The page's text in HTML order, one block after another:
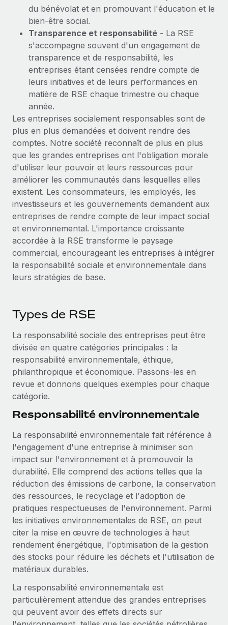
du bénévolat et en promouvant l'éducation et le
bien-être social.
Transparence et responsabilité - La RSE
s'accompagne souvent d'un engagement de
transparence et de responsabilité, les
entreprises étant censées rendre compte de
leurs initiatives et de leurs performances en
matière de RSE chaque trimestre ou chaque
année.
Les entreprises socialement responsables sont de
plus en plus demandées et doivent rendre des
comptes. Notre société reconnaît de plus en plus
que les grandes entreprises ont l'obligation morale
d'utiliser leur pouvoir et leurs ressources pour
améliorer les communautés dans lesquelles elles
existent. Les consommateurs, les employés, les
investisseurs et les gouvernements demandent aux
entreprises de rendre compte de leur impact social
et environnemental. L'importance croissante
accordée à la RSE transforme le paysage
commercial, encourageant les entreprises à intégrer
la responsabilité sociale et environnementale dans
leurs stratégies de base.
Types de RSE
La responsabilité sociale des entreprises peut être
divisée en quatre catégories principales : la
responsabilité environnementale, éthique,
philanthropique et économique. Passons-les en
revue et donnons quelques exemples pour chaque
catégorie.
Responsabilité environnementale
La responsabilité environnementale fait référence à
l'engagement d'une entreprise à minimiser son
impact sur l'environnement et à promouvoir la
durabilité. Elle comprend des actions telles que la
réduction des émissions de carbone, la conservation
des ressources, le recyclage et l'adoption de
pratiques respectueuses de l'environnement. Parmi
les initiatives environnementales de RSE, on peut
citer la mise en œuvre de technologies à haut
rendement énergétique, l'optimisation de la gestion
des stocks pour réduire les déchets et l'utilisation de
matériaux durables.
La responsabilité environnementale est
particulièrement attendue des grandes entreprises
qui peuvent avoir des effets directs sur